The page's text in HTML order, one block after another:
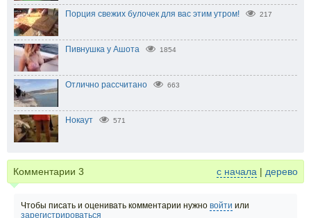
Порция свежих булочек для вас этим утром! 217
Пивнушка у Ашота 1854
Отлично рассчитано 663
Нокаут 571
Комментарии 3 с начала | дерево
Чтобы писать и оценивать комментарии нужно войти или
зарегистрироваться